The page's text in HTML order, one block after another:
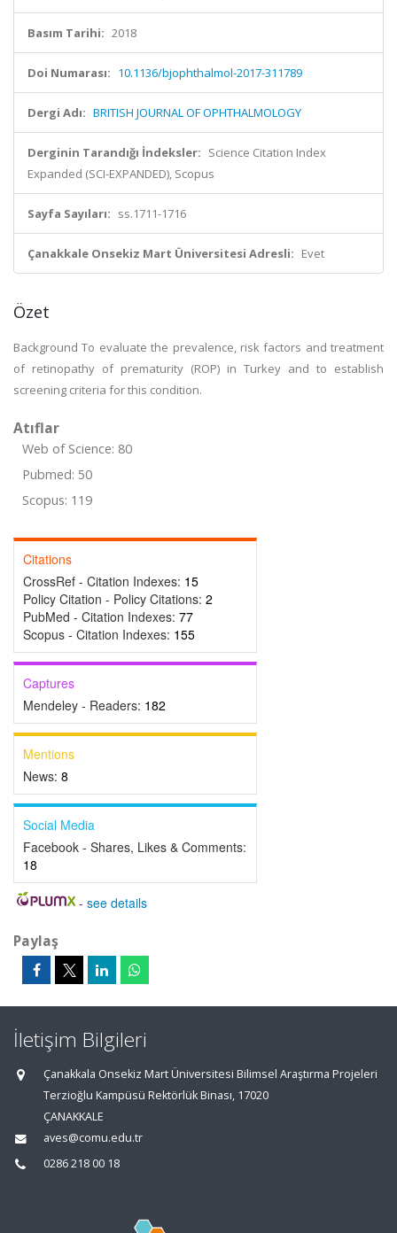
Basım Tarihi: 2018
Doi Numarası: 10.1136/bjophthalmol-2017-311789
Dergi Adı: BRITISH JOURNAL OF OPHTHALMOLOGY
Derginin Tarandığı İndeksler: Science Citation Index
Expanded (SCI-EXPANDED), Scopus
Sayfa Sayıları: ss.1711-1716
Çanakkale Onsekiz Mart Üniversitesi Adresli: Evet
Özet
Background To evaluate the prevalence, risk factors and treatment
of retinopathy of prematurity (ROP) in Turkey and to establish
screening criteria for this condition.
Atıflar
Web of Science: 80
Pubmed: 50
Scopus: 119
Citations
CrossRef - Citation Indexes: 15
Policy Citation - Policy Citations: 2
PubMed - Citation Indexes: 77
Scopus - Citation Indexes: 155
Captures
Mendeley - Readers: 182
Mentions
News: 8
Social Media
Facebook - Shares, Likes & Comments:
18
- see details
Paylaş
İletişim Bilgileri
Çanakkala Onsekiz Mart Üniversitesi Bilimsel Araştırma Projeleri
Terzioğlu Kampüsü Rektörlük Binası, 17020
ÇANAKKALE
aves@comu.edu.tr
0286 218 00 18